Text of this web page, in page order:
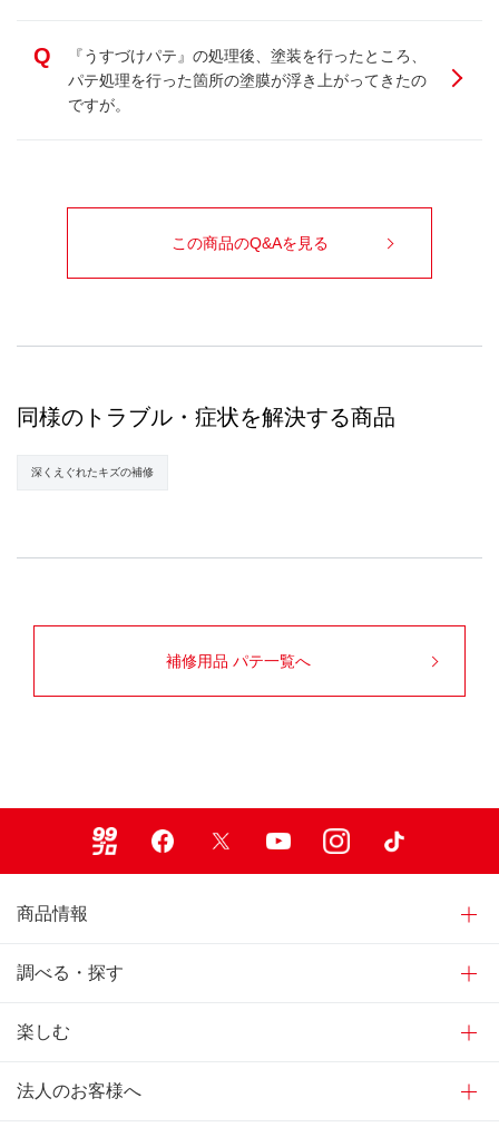
Q
『うすづけパテ』の処理後、塗装を行ったところ、
パテ処理を行った箇所の塗膜が浮き上がってきたの
ですが。
この商品のQ&Aを見る
同様のトラブル・症状を解決する商品
深くえぐれたキズの補修
補修用品 パテ一覧へ
商品情報
調べる・探す
楽しむ
法人のお客様へ